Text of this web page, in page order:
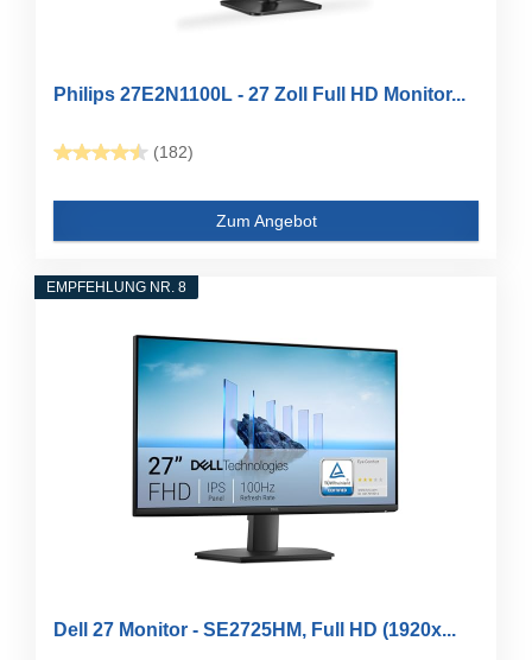
Philips 27E2N1100L - 27 Zoll Full HD Monitor...
(182)
Zum Angebot
EMPFEHLUNG NR. 8
Dell 27 Monitor - SE2725HM, Full HD (1920x...